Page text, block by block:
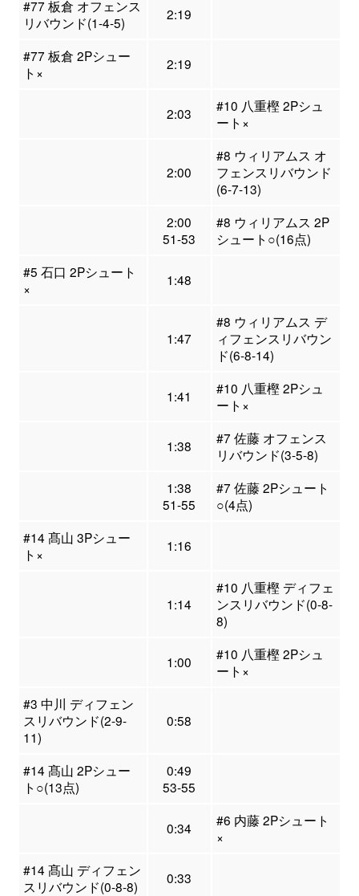
#77 板倉 オフェンス
リバウンド(1-4-5)
2:19
#77 板倉 2Pシュー
ト×
2:19
2:03
#10 八重樫 2Pシュ
ート×
2:00
#8 ウィリアムス オ
フェンスリバウンド
(6-7-13)
2:00
51-53
#8 ウィリアムス 2P
シュート○(16点)
#5 石口 2Pシュート
×
1:48
1:47
#8 ウィリアムス デ
ィフェンスリバウン
ド(6-8-14)
1:41
#10 八重樫 2Pシュ
ート×
1:38
#7 佐藤 オフェンス
リバウンド(3-5-8)
1:38
51-55
#7 佐藤 2Pシュート
○(4点)
#14 髙山 3Pシュー
ト×
1:16
1:14
#10 八重樫 ディフェ
ンスリバウンド(0-8-
8)
1:00
#10 八重樫 2Pシュ
ート×
#3 中川 ディフェン
スリバウンド(2-9-
11)
0:58
#14 髙山 2Pシュー
ト○(13点)
0:49
53-55
0:34
#6 内藤 2Pシュート
×
#14 髙山 ディフェン
スリバウンド(0-8-8)
0:33